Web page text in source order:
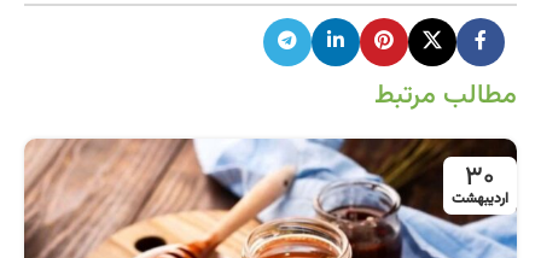
مطالب مرتبط
30
اردیبهشت